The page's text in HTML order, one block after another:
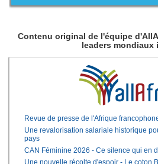
Contenu original de l'équipe
leaders mondiaux
Revue de presse de l'Afrique
Une revalorisation salariale historique
pays
CAN Féminine 2026 - Ce silence qui en
Une nouvelle récolte d'espoir - Le coton